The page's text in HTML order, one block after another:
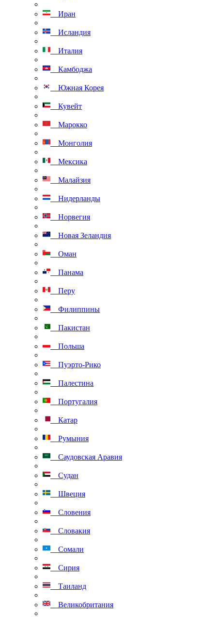
Иран
Исландия
Италия
Камбоджа
Южная Корея
Кувейт
Марокко
Монголия
Мексика
Малайзия
Нидерланды
Норвегия
Новая Зеландия
Оман
Панама
Перу
Филиппины
Пакистан
Польша
Пуэрто-Рико
Палестина
Португалия
Катар
Румыния
Саудовская Аравия
Судан
Швеция
Словения
Словакия
Сомали
Сирия
Таиланд
Великобритания